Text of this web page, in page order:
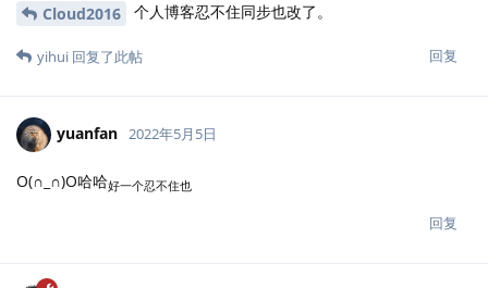
Cloud2016 个人博客忍不住同步也改了。
回复
yihui 回复了此帖
yuanfan 2022年5月5日
O(∩_∩)O哈哈好一个忍不住也
回复